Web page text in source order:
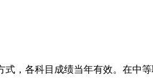
，各科目成绩当年有效。在中